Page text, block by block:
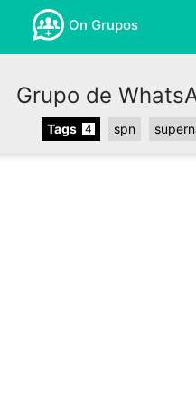
On Grupos
Grupo de
Tags 4 spn